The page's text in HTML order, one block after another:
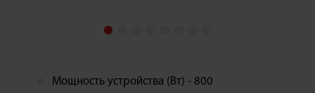
Мощность устройства (Вт) - 800